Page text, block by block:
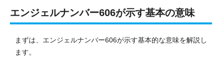
エンジェルナンバー606が示す基本の意味
まずは、エンジェルナンバー606が示す基本的な意味を解説し
ます。